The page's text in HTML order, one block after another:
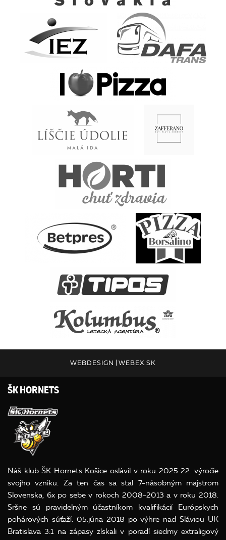
WEBDESIGN WEBEX.SK
ŠK HORNETS
Náš klub ŠK Hornets Košice oslávil v roku 2025 22. výročie
svojho vzniku. Za ten čas sa stal 7-násobným majstrom
Slovenska, 6x po sebe v rokoch 2008-2013 a v roku 2018.
Sršne sú pravidelným účastníkom kvalifikácií Európskych
pohárových súťaží. 05.júna 2018 po výhre nad Sláviou UK
Bratislava 3:1 na zápasy získali v poradí siedmy extraligový